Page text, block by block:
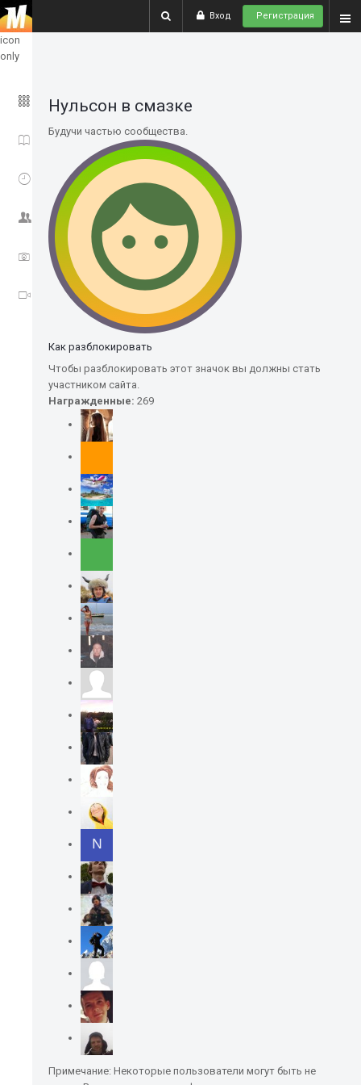
Вход Регистрация
show
icon
only
ГЛАВНОЕ
ИСТОРИИ
СОБЫТИЯ
СООБЩЕСТВО
ФОТО
ВИДЕО
Нульсон в смазке
Будучи частью сообщества.
Как разблокировать
Чтобы разблокировать этот значок вы должны стать
участником сайта.
Награжденные: 269
Примечание: Некоторые пользователи могут быть не